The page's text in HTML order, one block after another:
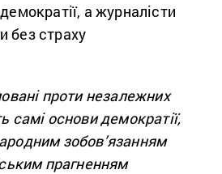
а журналісти
без страху
проти незалежних
самі основи демократії,
зобов’язанням
прагненням